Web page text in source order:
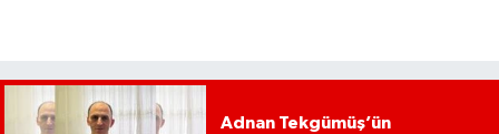
Adnan Tekgümüş’ün